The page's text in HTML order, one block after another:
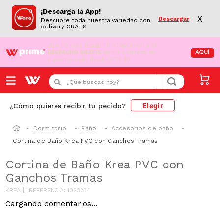
¡Descarga la App!
Descubre toda nuestra variedad con
delivery GRATIS
Descargar X
¡Aún no eres Wong Prime! Aprovecha el
DESPACHO GRATIS en tus compras de
supermercado desde S/79.90
AQUÍ
¿Que buscas hoy?
¿Cómo quieres recibir tu pedido? Elegir
Dormitorio Baño
Accesorios de baño
Cortina de Baño Krea PVC con Ganchos Tramas
Cortina de Baño Krea PVC con
Ganchos Tramas
KREA REFERENCIA:1023234
Cargando comentarios...